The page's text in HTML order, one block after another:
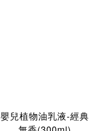
嬰兒植物油乳液-經典